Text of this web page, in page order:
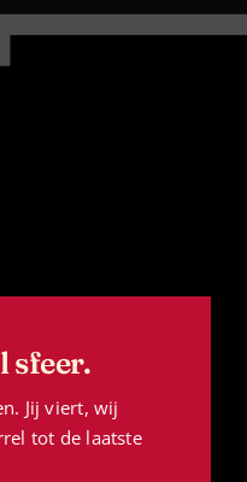
sfeer.
Jij viert, wij
tot de laatste